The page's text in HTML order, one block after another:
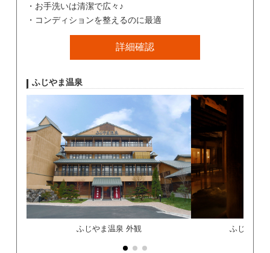
お手洗いは清潔で広々♪
コンディションを整えるのに最適
詳細確認
ふじやま温泉
ふじやま温泉 外観 ふじやま